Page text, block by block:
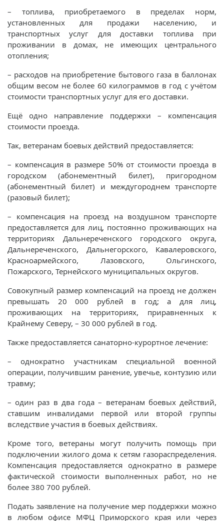
– топлива, приобретаемого в пределах норм,
установленных для продажи населению, и
транспортных услуг для доставки топлива при
проживании в домах, не имеющих центрального
отопления;
– расходов на приобретение бытового газа в баллонах
общим весом не более 60 килограммов в год с учётом
стоимости транспортных услуг для его доставки.
Ещё одно направление поддержки – компенсация
стоимости проезда.
Так, ветеранам боевых действий предоставляется:
– компенсация в размере 50% от стоимости проезда в
городском (абонементный билет), пригородном
(абонементный билет) и междугороднем транспорте
(разовый билет);
– компенсация на проезд на воздушном транспорте
предоставляется для лиц, постоянно проживающих на
территориях Дальнереченского городского округа,
Дальнереченского, Дальнегорского, Кавалеровского,
Красноармейского, Лазовского, Ольгинского,
Пожарского, Тернейского муниципальных округов.
Совокупный размер компенсаций на проезд не должен
превышать 20 000 рублей в год; а для лиц,
проживающих на территориях, приравненных к
Крайнему Северу, – 30 000 рублей в год.
Также предоставляется санаторно-курортное лечение:
– однократно участникам специальной военной
операции, получившим ранение, увечье, контузию или
травму;
– один раз в два года – ветеранам боевых действий,
ставшим инвалидами первой или второй группы
вследствие участия в боевых действиях.
Кроме того, ветераны могут получить помощь при
подключении жилого дома к сетям газораспределения.
Компенсация предоставляется однократно в размере
фактической стоимости выполненных работ, но не
более 380 700 рублей.
Подать заявление на получение мер поддержки можно
в любом офисе МФЦ Приморского края или через